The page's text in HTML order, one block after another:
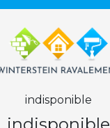
indisponible